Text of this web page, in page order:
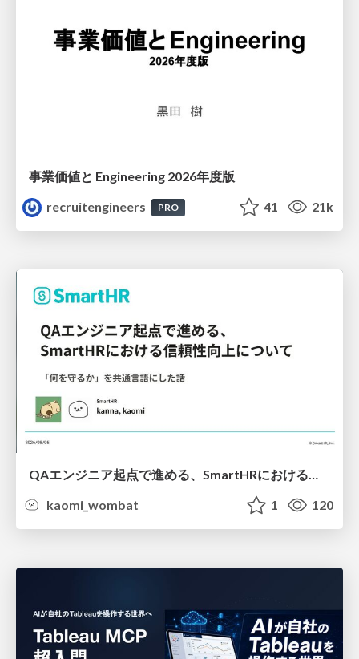
事業価値と Engineering 2026年度版
recruitengineers
PRO 41 21k
QAエンジニア起点で進める、SmartHRにおける信頼性向上について
kaomi_wombat
1 120